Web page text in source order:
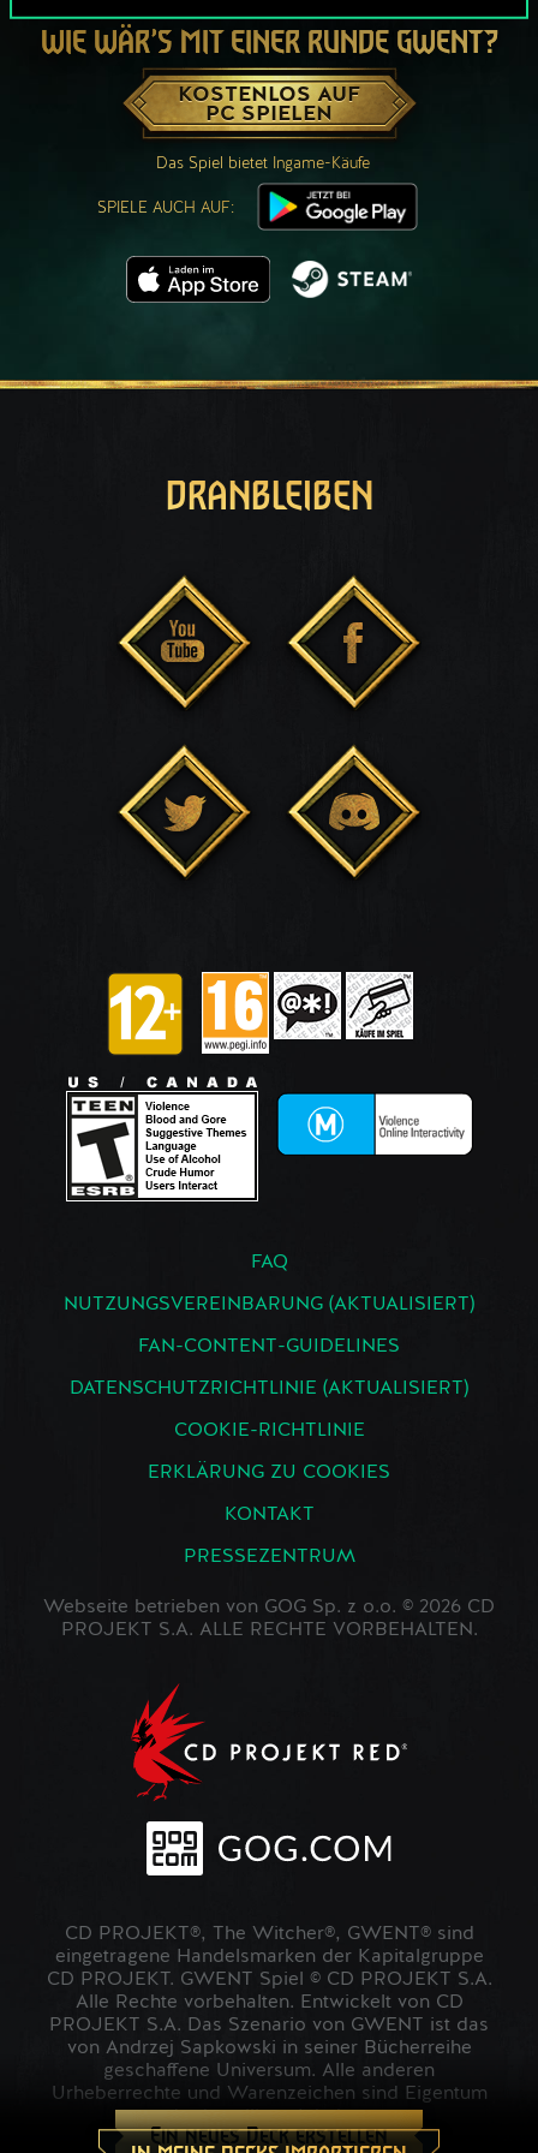
Ein neues Deck erstellen
WIE WÄR’S MIT EINER RUNDE GWENT?
KOSTENLOS AUF
PC SPIELEN
Das Spiel bietet Ingame-Käufe
SPIELE AUCH AUF:
DRANBLEIBEN
FAQ
NUTZUNGSVEREINBARUNG (AKTUALISIERT)
FAN-CONTENT-GUIDELINES
DATENSCHUTZRICHTLINIE (AKTUALISIERT)
COOKIE-RICHTLINIE
ERKLÄRUNG ZU COOKIES
KONTAKT
PRESSEZENTRUM
Webseite betrieben von GOG Sp. z o.o. © 2026 CD
PROJEKT S.A. ALLE RECHTE VORBEHALTEN.
CD PROJEKT®, The Witcher®, GWENT® sind
eingetragene Handelsmarken der Kapitalgruppe
CD PROJEKT. GWENT Spiel © CD PROJEKT S.A.
Alle Rechte vorbehalten. Entwickelt von CD
PROJEKT S.A. Das Szenario von GWENT ist das
von Andrzej Sapkowski in seiner Bücherreihe
geschaffene Universum. Alle anderen
Urheberrechte und Warenzeichen sind Eigentum
der jeweiligen Inhaber.